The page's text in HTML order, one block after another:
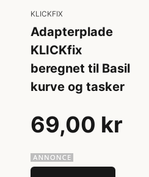
KLICKFIX
Adapterplade
KLICKfix
beregnet til Basil
kurve og tasker
69,00 kr